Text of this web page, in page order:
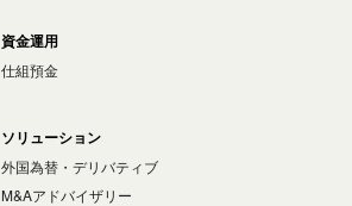
資金運用
仕組預金
ソリューション
外国為替・デリバティブ
M&Aアドバイザリー